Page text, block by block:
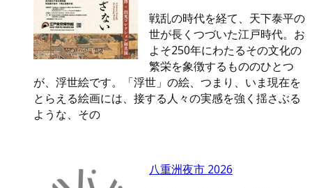
戦乱の時代を経て、天下泰平の
世が長くつづいた江戸時代。お
よそ250年にわたるその文化の
繁栄を象徴するもののひとつ
が、浮世絵です。「浮世」の絵、つまり、いま現在を
とらえる絵画には、接する人々の実感を強く揺さぶる
ような、その
八重洲夜市 2026